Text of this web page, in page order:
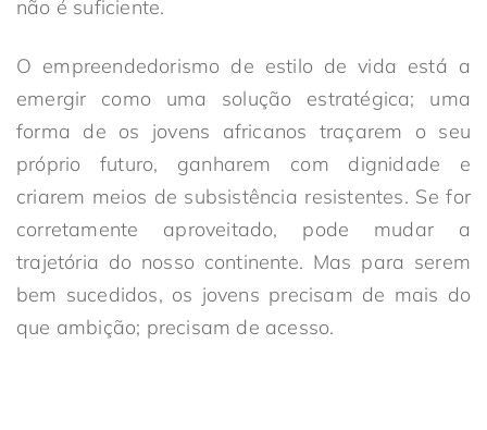
não é suficiente.
O empreendedorismo de estilo de vida está a
emergir como uma solução estratégica; uma
forma de os jovens africanos traçarem o seu
próprio futuro, ganharem com dignidade e
criarem meios de subsistência resistentes. Se for
corretamente aproveitado, pode mudar a
trajetória do nosso continente. Mas para serem
bem sucedidos, os jovens precisam de mais do
que ambição; precisam de acesso.